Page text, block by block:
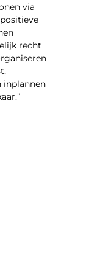
via
recht
inplannen